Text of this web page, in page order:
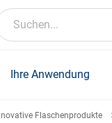
Suchen...
Ihre Anwendung
Flaschenprodukte